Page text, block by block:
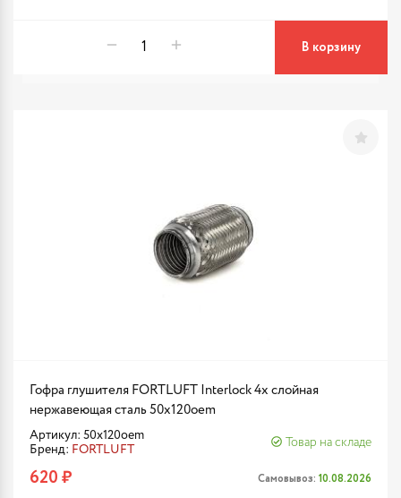
В корзину
Гофра глушителя FORTLUFT Interlock 4х слойная
нержавеющая сталь 50x120oem
Артикул: 50x120oem
Бренд: FORTLUFT
Товар на складе
620 ₽ Самовывоз: 10.08.2026